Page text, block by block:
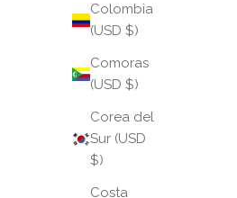
Colombia
(USD $)
Comoras
(USD $)
Corea del
Sur (USD
$)
Costa